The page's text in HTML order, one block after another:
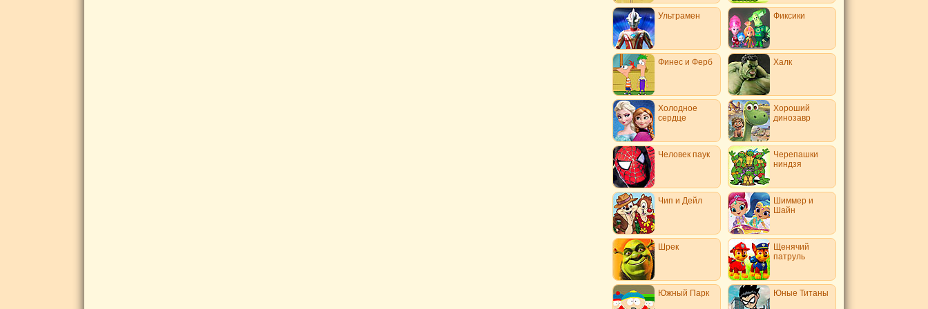
Ультрамен Фиксики
Финес и Ферб Халк
Холодное
сердце
Хороший
динозавр
Человек паук
Черепашки
ниндзя
Чип и Дейл
Шиммер и
Шайн
Шрек
Щенячий
патруль
Южный Парк Юные Титаны